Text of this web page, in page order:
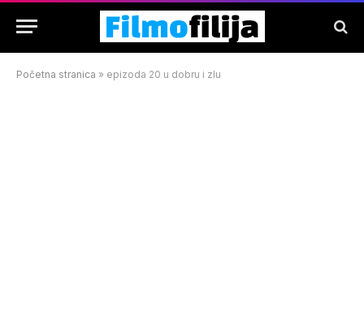
Početna stranica » epizoda 20 u dobru i zlu